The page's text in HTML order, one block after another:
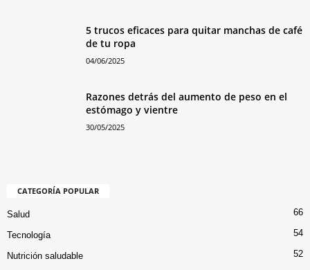
5 trucos eficaces para quitar manchas de café
de tu ropa
04/06/2025
Razones detrás del aumento de peso en el
estómago y vientre
30/05/2025
CATEGORÍA POPULAR
Salud 66
Tecnología 54
Nutrición saludable
52